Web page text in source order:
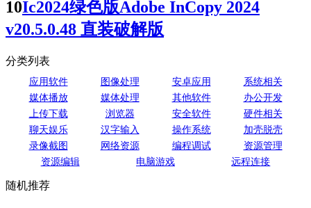
10Ic2024绿色版Adobe InCopy 2024
v20.5.0.48 直装破解版
分类列表
应用软件 图像处理 安卓应用
系统相关
媒体播放
媒体处理 其他软件
办公开发
上传下载
浏览器 安全软件
硬件相关
聊天娱乐
汉字输入 操作系统
加壳脱壳
录像截图
网络资源 编程调试
资源管理
资源编辑
电脑游戏 远程连接
随机推荐